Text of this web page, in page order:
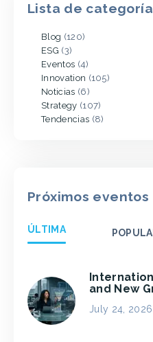
Lista de
Blog (120)
ESG (3)
Eventos (4)
Innovation (105)
Noticias (6)
Strategy (107)
Tendencias (8)
Próximos eventos
ÚLTIMA
and New
July 24, 2026